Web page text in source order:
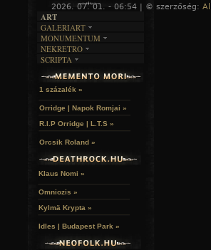
A hozzászóláshoz
2026. 07. 01. - 06:54 | © szerzőség:
ART
GALERIART
ARTGALERI
KÉPREGÉNYEK
LAKÁSKULTS
MONUMENTUM
TEMETŐK
TEMPLOMOK
VÁRAK
HELYEK
NEKRETRO
SZUBKULT
FEKETE LYUK
RELIKVIÁK
SCRIPTA
NOVELLÁK
VERSEK
1 százalék »
Orridge | Napok Romjai »
R.I.P Orridge | L.T.S »
Orcsik Roland »
Klaus Nomi »
Omniozis »
Kylmä Krypta »
Idles | Budapest Park »